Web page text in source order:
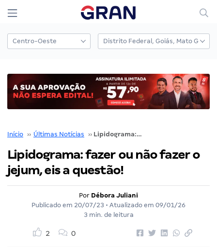
Início ›› Últimas Notícias ›› Lipidograma: fazer ou não fazer o jejum, eis a questão!
Lipidograma: fazer ou não fazer o
jejum, eis a questão!
Por Débora Juliani
Publicado em 20/07/23 • Atualizado em 09/01/26
3 min. de leitura
2 0